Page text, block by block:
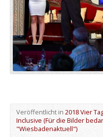
Veröffentlicht in2018 Vier
Inclusive (Für die Bilder
"Wiesbadenaktuell")